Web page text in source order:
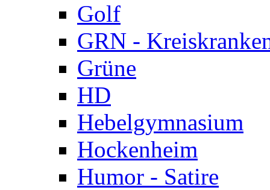
Golf
GRN -
Grüne
HD
Hebelgymnasium
Hockenheim
Humor - Satire